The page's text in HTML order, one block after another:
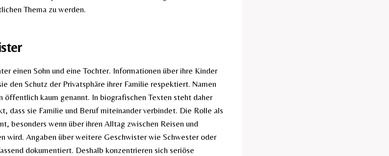
Thema zu werden.
einen Sohn und eine Tochter. Informationen über ihre Kinder
den Schutz der Privatsphäre ihrer Familie respektiert. Namen
öffentlich kaum genannt. In biografischen Texten steht daher
dass sie Familie und Beruf miteinander verbindet. Die Rolle als
besonders wenn über ihren Alltag zwischen Reisen und
wird. Angaben über weitere Geschwister wie Schwester oder
dokumentiert. Deshalb konzentrieren sich seriöse